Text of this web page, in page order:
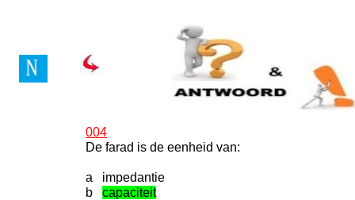
004
De farad is de eenheid van:
a impedantie
b capaciteit
Vragenboek Novice